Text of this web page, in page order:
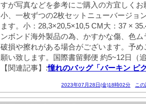
すが写真などを参考にご購入の方宜しく
小、一枚ずつの2枚セットニューバージョ
ます。小：28,3×20,5×10,5 CM大：37 ×
ンボンド海外製品の為、かすかな傷、色
破損や擦れがある場合がございます。予
願い致します。国際書留郵便 約5~12日（
【関連記事】:憧れのバッグ「バーキン ピ
2023年07月28日(金)18時02分 こ